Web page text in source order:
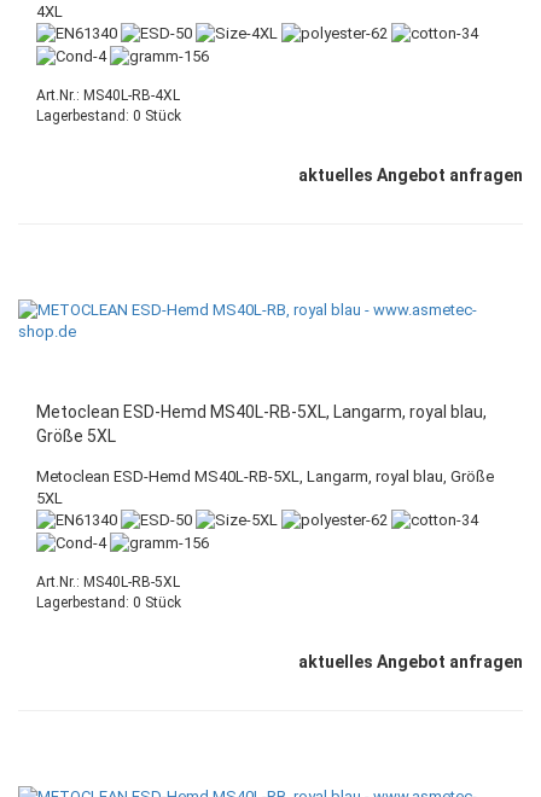
4XL
Art.Nr.: MS40L-RB-4XL
Lagerbestand: 0 Stück
aktuelles Angebot anfragen
Metoclean ESD-Hemd MS40L-RB-5XL, Langarm, royal blau,
Größe 5XL
Metoclean ESD-Hemd MS40L-RB-5XL, Langarm, royal blau, Größe
5XL
Art.Nr.: MS40L-RB-5XL
Lagerbestand: 0 Stück
aktuelles Angebot anfragen